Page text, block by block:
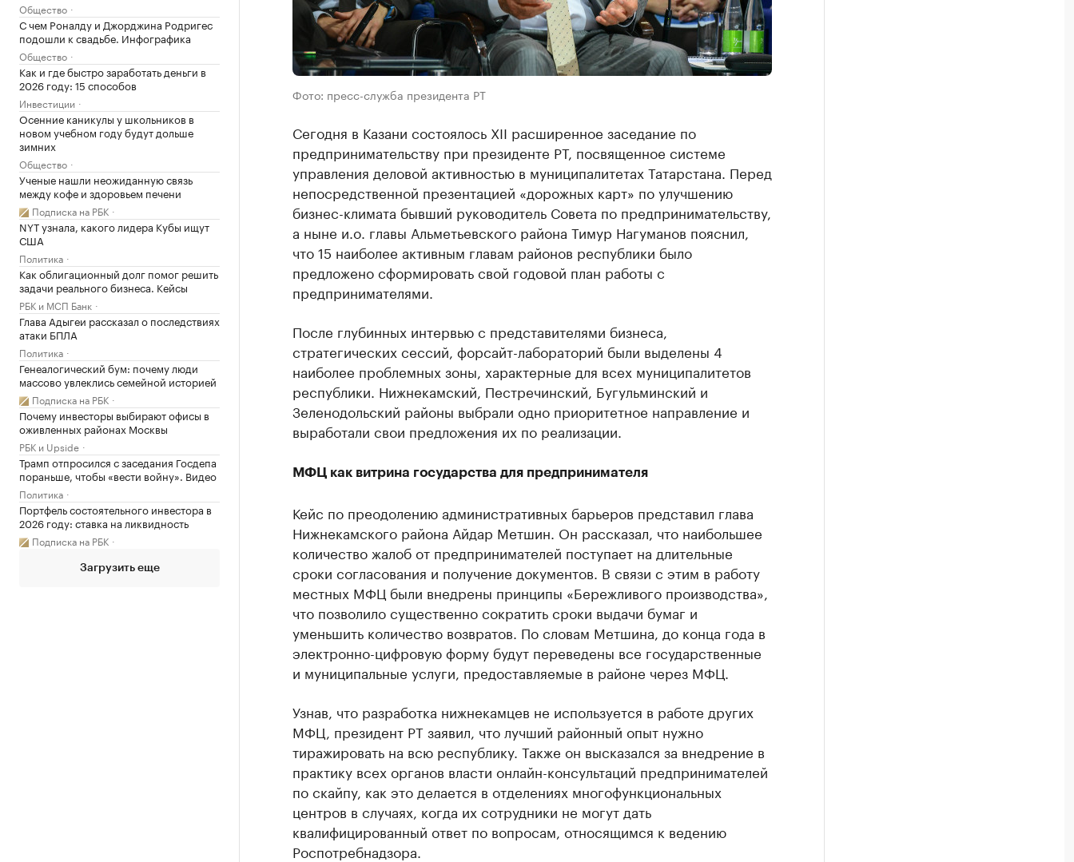
Общество
С чем Роналду и Джорджина Родригес
подошли к свадьбе. Инфографика
Общество
Как и где быстро заработать деньги в
2026 году: 15 способов
Инвестиции
Осенние каникулы у школьников в
новом учебном году будут дольше
зимних
Общество
Ученые нашли неожиданную связь
между кофе и здоровьем печени
Подписка на РБК
NYT узнала, какого лидера Кубы ищут
США
Политика
Как облигационный долг помог решить
задачи реального бизнеса. Кейсы
РБК и МСП Банк
Глава Адыгеи рассказал о последствиях
атаки БПЛА
Политика
Генеалогический бум: почему люди
массово увлеклись семейной историей
Подписка на РБК
Почему инвесторы выбирают офисы в
оживленных районах Москвы
РБК и Upside
Трамп отпросился с заседания Госдепа
пораньше, чтобы «вести войну». Видео
Политика
Портфель состоятельного инвестора в
2026 году: ставка на ликвидность
Подписка на РБК
Загрузить еще
Фото: пресс-служба президента РТ
Сегодня в Казани состоялось XII расширенное заседание по
предпринимательству при президенте РТ, посвященное системе
управления деловой активностью в муниципалитетах Татарстана. Перед
непосредственной презентацией «дорожных карт» по улучшению
бизнес-климата бывший руководитель Совета по предпринимательству,
а ныне и.о. главы Альметьевского района Тимур Нагуманов пояснил,
что 15 наиболее активным главам районов республики было
предложено сформировать свой годовой план работы с
предпринимателями.
После глубинных интервью с представителями бизнеса,
стратегических сессий, форсайт-лабораторий были выделены 4
наиболее проблемных зоны, характерные для всех муниципалитетов
республики. Нижнекамский, Пестречинский, Бугульминский и
Зеленодольский районы выбрали одно приоритетное направление и
выработали свои предложения их по реализации.
МФЦ как витрина государства для предпринимателя
Кейс по преодолению административных барьеров представил глава
Нижнекамского района Айдар Метшин. Он рассказал, что наибольшее
количество жалоб от предпринимателей поступает на длительные
сроки согласования и получение документов. В связи с этим в работу
местных МФЦ были внедрены принципы «Бережливого производства»,
что позволило существенно сократить сроки выдачи бумаг и
уменьшить количество возвратов. По словам Метшина, до конца года в
электронно-цифровую форму будут переведены все государственные
и муниципальные услуги, предоставляемые в районе через МФЦ.
Узнав, что разработка нижнекамцев не используется в работе других
МФЦ, президент РТ заявил, что лучший районный опыт нужно
тиражировать на всю республику. Также он высказался за внедрение в
практику всех органов власти онлайн-консультаций предпринимателей
по скайпу, как это делается в отделениях многофункциональных
центров в случаях, когда их сотрудники не могут дать
квалифицированный ответ по вопросам, относящимся к ведению
Роспотребнадзора.